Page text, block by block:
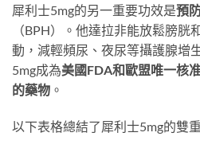
犀利士5mg的另一重要功效是預
（BPH）。他達拉非能放鬆膀胱
動，減輕頻尿、夜尿等攝護腺增
5mg成為美國FDA和歐盟唯一核
的藥物 ​。
以下表格總結了犀利士5mg的雙